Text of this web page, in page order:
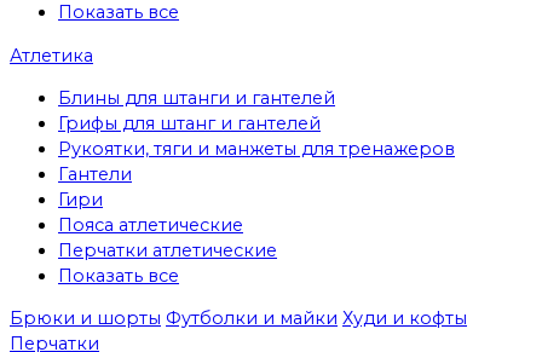
Показать все
Атлетика
Блины для штанги и гантелей
Грифы для штанг и гантелей
Рукоятки, тяги и манжеты для тренажеров
Гантели
Гири
Пояса атлетические
Перчатки атлетические
Показать все
Брюки и шорты Футболки и майки Худи и кофты
Перчатки